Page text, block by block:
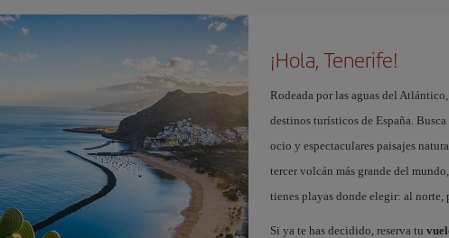
¡Hola, Tenerife!
Rodeada por las aguas del
destinos turísticos de España. Busca
ocio y espectaculares paisajes
tercer volcán más grande del
tienes playas donde elegir: al norte,
Si ya te has decidido, reserva tu